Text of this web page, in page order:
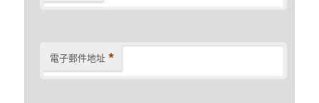
電子郵件地址 *